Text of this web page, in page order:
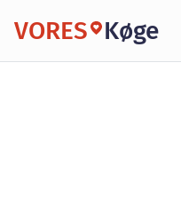
VORES Køge